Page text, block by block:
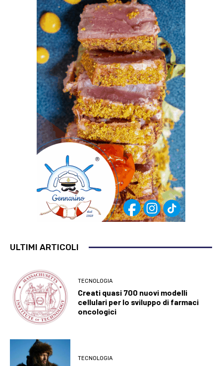
ULTIMI ARTICOLI
TECNOLOGIA
Creati quasi 700 nuovi modelli
cellulari per lo sviluppo di farmaci
oncologici
TECNOLOGIA